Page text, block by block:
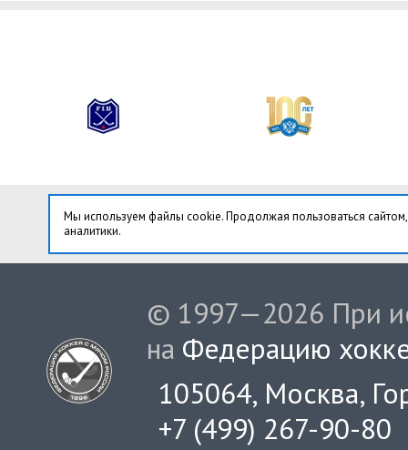
Мы используем файлы cookie. Продолжая пользоваться
аналитики.
© 1997—2026 При
на Федерацию
105064, Москва,
+7 (499) 267-90-80